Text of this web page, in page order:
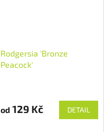
Rodgersia 'Bronze
Peacock'
od 129 Kč DETAIL